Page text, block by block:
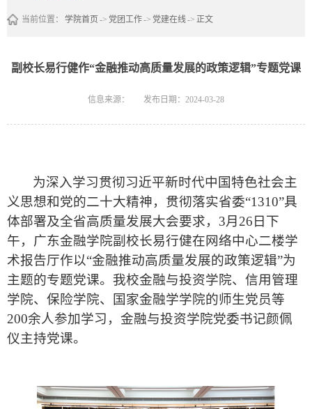
当前位置： 学院首页-> 党团工作-> 党建在线 -> 正文
副校长易行健作“金融推动高质量发展的政策逻辑”专题党课
信息来源： 发布日期：2024-03-28
为深入学习贯彻习近平新时代中国特色社会主
义思想和党的二十大精神，贯彻落实省委“1310”具
体部署及全省高质量发展大会要求， 3月26日下
午， 广东金融学院副校长易行健在网络中心二楼学
术报告厅作以“金融推动高质量发展的政策逻辑”为
主题的专题党课。 我校金融与投资学院、信用管理
学院、保险学院、国家金融学学院的师生党员等
200余人参加学习 ， 金融与投资学院党委书记颜佩
仪主持党课。